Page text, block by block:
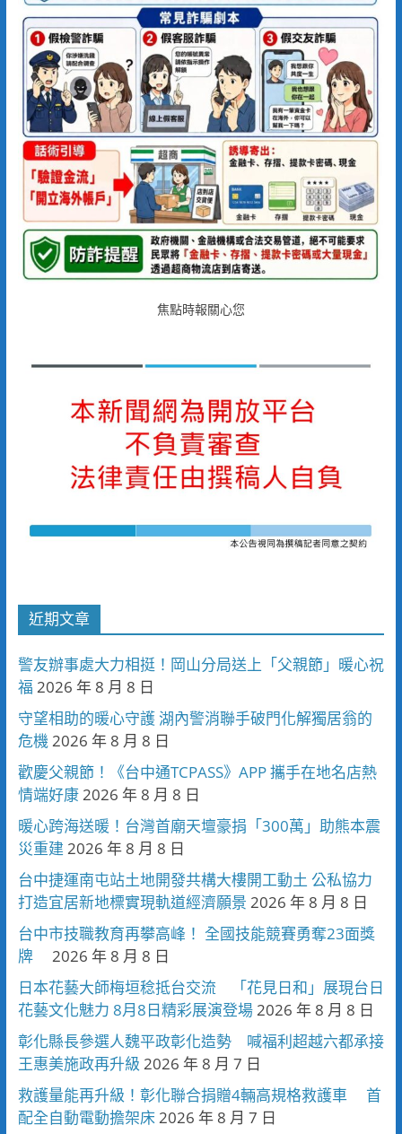
焦點時報關心您
近期文章
警友辦事處大力相挺！岡山分局送上「父親節」暖心祝
福 2026 年 8 月 8 日
守望相助的暖心守護 湖內警消聯手破門化解獨居翁的
危機 2026 年 8 月 8 日
歡慶父親節！《台中通TCPASS》APP 攜手在地名店熱
情端好康 2026 年 8 月 8 日
暖心跨海送暖！台灣首廟天壇豪捐「300萬」助熊本震
災重建 2026 年 8 月 8 日
台中捷運南屯站土地開發共構大樓開工動土 公私協力
打造宜居新地標實現軌道經濟願景 2026 年 8 月 8 日
台中市技職教育再攀高峰！ 全國技能競賽勇奪23面獎
牌
2026 年 8 月 8 日
日本花藝大師梅垣稔抵台交流 「花見日和」展現台日
花藝文化魅力 8月8日精彩展演登場 2026 年 8 月 8 日
彰化縣長參選人魏平政彰化造勢 喊福利超越六都承接
王惠美施政再升級 2026 年 8 月 7 日
救護量能再升級！彰化聯合捐贈4輛高規格救護車 首
配全自動電動擔架床 2026 年 8 月 7 日